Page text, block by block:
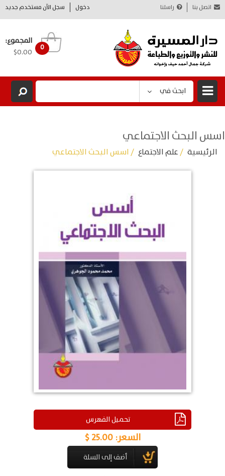
دخول سجل الآن مستخدم جديد اتصل بنا راسلنا
0
المجموع:
$0.00
ابحث في
اسس البحث الاجتماعي
الرئيسية /علم الاجتماع / اسس البحث الاجتماعي
تحميل الفهرس
السعر:25.00 $